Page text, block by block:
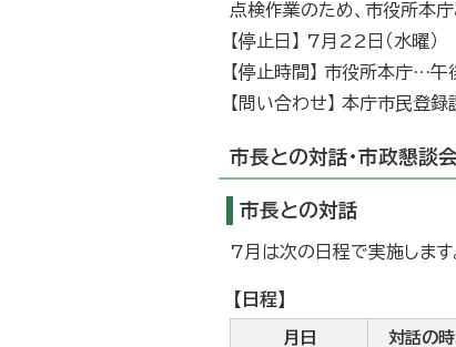
点検作業のため、市役所本
【停止日】 7月22日（水曜）
【停止時間】 市役所本庁…
【問い合わせ】 本庁市民
市長との対話・市政懇談
市長との対話
7月は次の日程で実施します
【日程】
月日 対話の時